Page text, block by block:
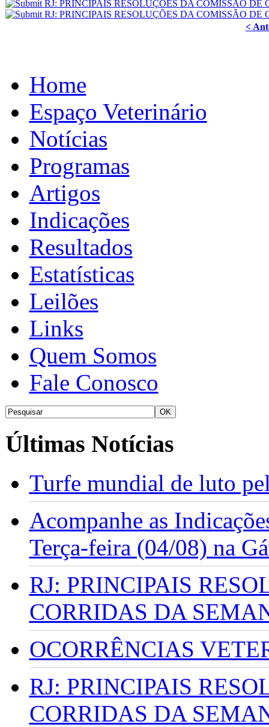
<
Home
Espaço Veterinário
Notícias
Programas
Artigos
Indicações
Resultados
Estatísticas
Leilões
Links
Quem Somos
Fale Conosco
Últimas Notícias
Turfe mundial de luto
Acompanhe as
Terça-feira (04/08) na
RJ: PRINCIPAIS
CORRIDAS DA
OCORRÊNCIAS
RJ: PRINCIPAIS
CORRIDAS DA